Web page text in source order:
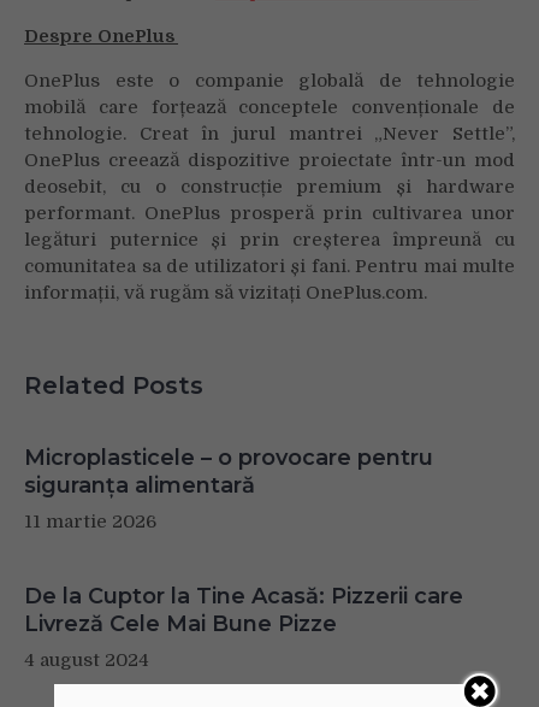
Despre OnePlus
OnePlus este o companie globală de tehnologie
mobilă care forțează conceptele convenționale de
tehnologie. Creat în jurul mantrei „Never Settle”,
OnePlus creează dispozitive proiectate într-un mod
deosebit, cu o construcție premium și hardware
performant. OnePlus prosperă prin cultivarea unor
legături puternice și prin creșterea împreună cu
comunitatea sa de utilizatori și fani. Pentru mai multe
informații, vă rugăm să vizitați OnePlus.com.
Related Posts
Microplasticele – o provocare pentru
siguranța alimentară
11 martie 2026
De la Cuptor la Tine Acasă: Pizzerii care
Livreză Cele Mai Bune Pizze
4 august 2024